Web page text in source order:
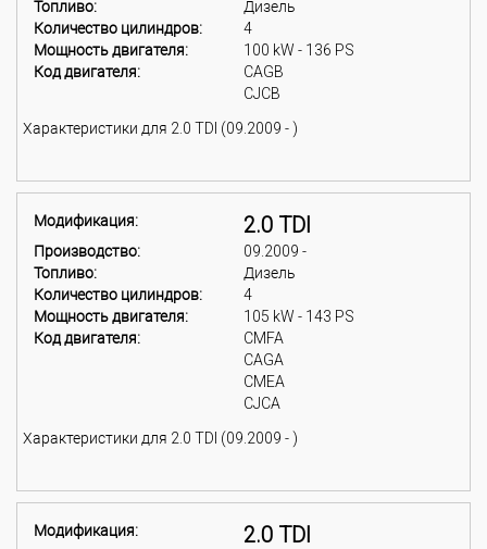
Топливо:
Дизель
Количество цилиндров:
4
Мощность двигателя:
100 kW - 136 PS
Код двигателя:
CAGB
CJCB
Характеристики для 2.0 TDI (09.2009 - )
Модификация: 2.0 TDI
Производство:
09.2009 -
Топливо:
Дизель
Количество цилиндров:
4
Мощность двигателя:
105 kW - 143 PS
Код двигателя:
CMFA
CAGA
CMEA
CJCA
Характеристики для 2.0 TDI (09.2009 - )
Модификация: 2.0 TDI